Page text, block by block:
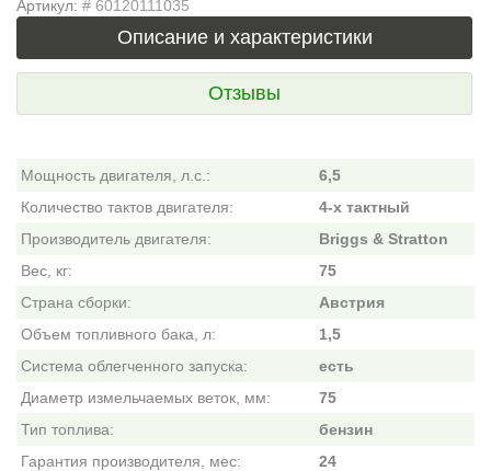
Артикул: # 60120111035
Описание и характеристики
Отзывы
Мощность двигателя, л.с.:
6,5
Количество тактов двигателя:
4-х тактный
Производитель двигателя:
Briggs & Stratton
Вес, кг:
75
Страна сборки:
Австрия
Объем топливного бака, л:
1,5
Система облегченного запуска:
есть
Диаметр измельчаемых веток, мм:
75
Тип топлива:
бензин
Гарантия производителя, мес:
24